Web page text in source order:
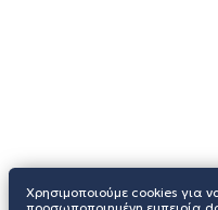
Χρησιμοποιούμε cookies για